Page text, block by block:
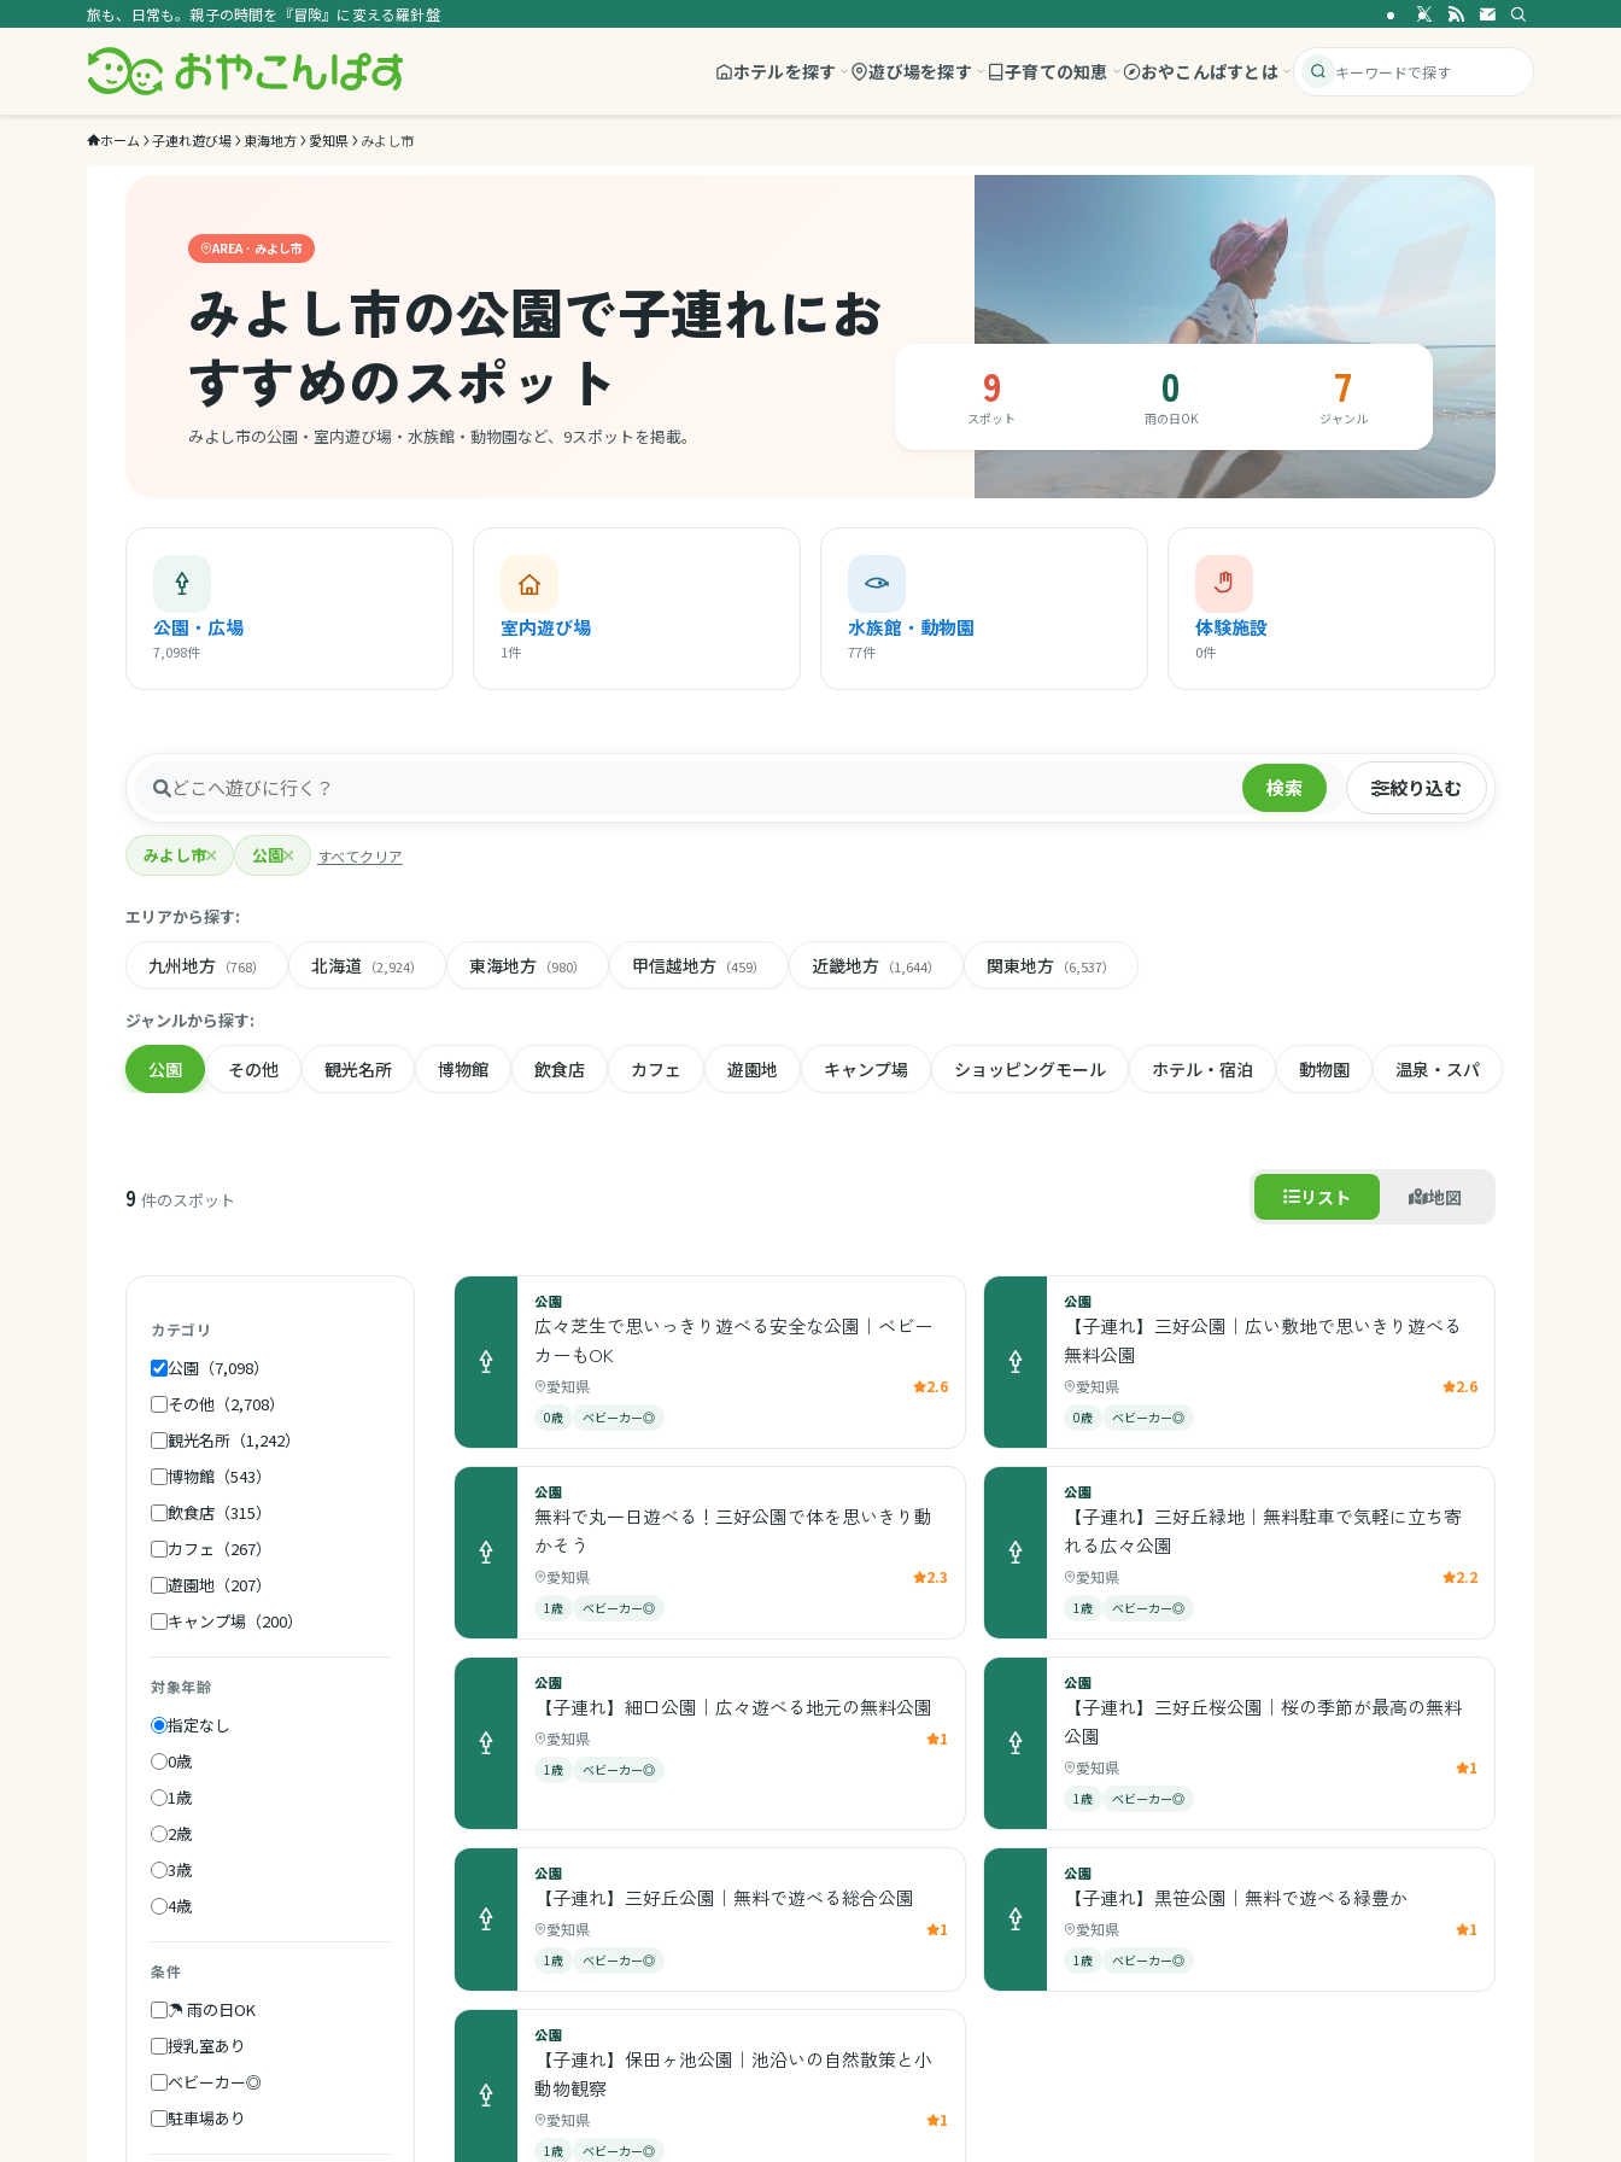
旅も、日常も。親子の時間を『冒険』に変える羅針盤
ホテルを探す 遊び場を探す 子育ての知恵 おやこんぱすとは
ホーム 子連れ遊び場 東海地方 愛知県 みよし市
AREA · みよし市
みよし市の公園で子連れにお
すすめのスポット
みよし市の公園・室内遊び場・水族館・動物園など、9スポットを掲載。
9
スポット
0
雨の日OK
7
ジャンル
公園・広場
7,098件
室内遊び場
1件
水族館・動物園
77件
体験施設
0件
検索 絞り込む
みよし市 公園 すべてクリア
エリアから探す:
九州地方 （768） 北海道 （2,924） 東海地方 （980） 甲信越地方 （459） 近畿地方 （1,644） 関東地方 （6,537）
ジャンルから探す:
公園 その他 観光名所 博物館 飲食店 カフェ 遊園地 キャンプ場 ショッピングモール ホテル・宿泊 動物園 温泉・スパ
9 件のスポット リスト 地図
カテゴリ
公園（7,098）
その他（2,708）
観光名所（1,242）
博物館（543）
飲食店（315）
カフェ（267）
遊園地（207）
キャンプ場（200）
対象年齢
指定なし
0歳
1歳
2歳
3歳
4歳
条件
☂ 雨の日OK
授乳室あり
ベビーカー◎
駐車場あり
公園
広々芝生で思いっきり遊べる安全な公園｜ベビー
カーもOK
愛知県 2.6
0歳 ベビーカー◎
公園
【子連れ】三好公園｜広い敷地で思いきり遊べる
無料公園
愛知県 2.6
0歳 ベビーカー◎
公園
無料で丸一日遊べる！三好公園で体を思いきり動
かそう
愛知県 2.3
1歳 ベビーカー◎
公園
【子連れ】三好丘緑地｜無料駐車で気軽に立ち寄
れる広々公園
愛知県 2.2
1歳 ベビーカー◎
公園
【子連れ】細口公園｜広々遊べる地元の無料公園
愛知県 1
1歳 ベビーカー◎
公園
【子連れ】三好丘桜公園｜桜の季節が最高の無料
公園
愛知県 1
1歳 ベビーカー◎
公園
【子連れ】三好丘公園｜無料で遊べる総合公園
愛知県 1
1歳 ベビーカー◎
公園
【子連れ】黒笹公園｜無料で遊べる緑豊か
愛知県 1
1歳 ベビーカー◎
公園
【子連れ】保田ヶ池公園｜池沿いの自然散策と小
動物観察
愛知県 1
1歳 ベビーカー◎